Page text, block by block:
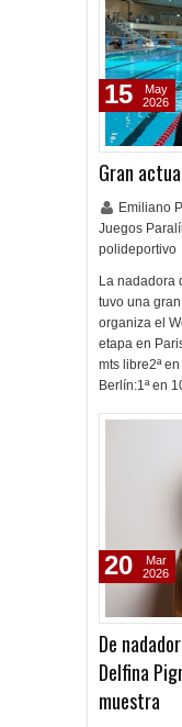
Gran
Emiliano
Juegos
polideportivo
La nadadora
tuvo una
organiza el
etapa en
mts libre2ª
Berlín:1ª en
15
May
2026
De
Delfina
muestra
20
Mar
2026